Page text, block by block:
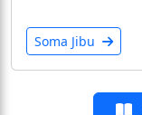
Soma Jibu